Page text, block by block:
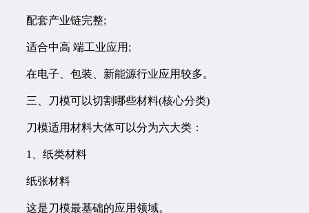
配套产业链完整;
适合中高 端工业应用;
在电子、包装、新能源行业应用较多。
三、刀模可以切割哪些材料(核心分类)
刀模适用材料大体可以分为六大类：
1、纸类材料
纸张材料
这是刀模最基础的应用领域。